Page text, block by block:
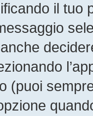
il tuo
(puoi